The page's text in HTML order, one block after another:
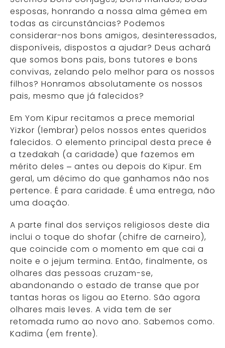
esposas, honrando a nossa alma gémea em
todas as circunstâncias? Podemos
considerar-nos bons amigos, desinteressados,
disponíveis, dispostos a ajudar? Deus achará
que somos bons pais, bons tutores e bons
convivas, zelando pelo melhor para os nossos
filhos? Honramos absolutamente os nossos
pais, mesmo que já falecidos?
Em Yom Kipur recitamos a prece memorial
Yizkor (lembrar) pelos nossos entes queridos
falecidos. O elemento principal desta prece é
a tzedakah (a caridade) que fazemos em
mérito deles – antes ou depois do Kipur. Em
geral, um décimo do que ganhamos não nos
pertence. É para caridade. É uma entrega, não
uma doação.
A parte final dos serviços religiosos deste dia
inclui o toque do shofar (chifre de carneiro),
que coincide com o momento em que cai a
noite e o jejum termina. Então, finalmente, os
olhares das pessoas cruzam-se,
abandonando o estado de transe que por
tantas horas os ligou ao Eterno. São agora
olhares mais leves. A vida tem de ser
retomada rumo ao novo ano. Sabemos como.
Kadima (em frente).